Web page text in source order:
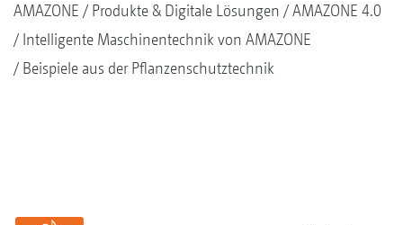
AMAZONE Produkte & Digitale Lösungen
AMAZONE 4.0
Intelligente Maschinentechnik von AMAZONE
Beispiele aus der Pflanzenschutztechnik